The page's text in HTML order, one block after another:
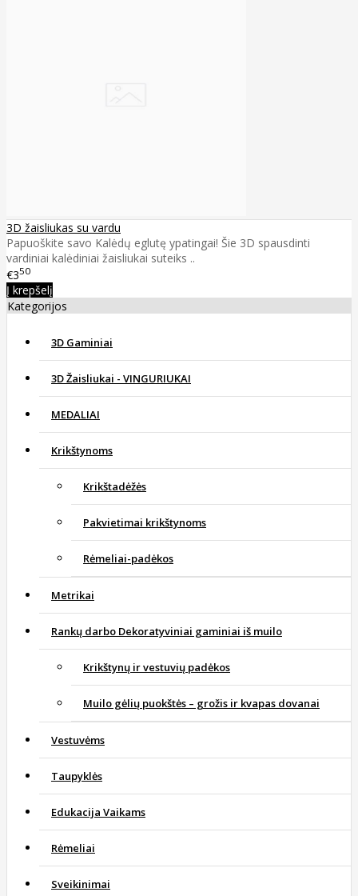
3D žaisliukas su vardu
Papuoškite savo Kalėdų eglutę ypatingai! Šie 3D spausdinti
vardiniai kalėdiniai žaisliukai suteiks ..
€350
Į krepšelį
Kategorijos
3D Gaminiai
3D Žaisliukai - VINGURIUKAI
MEDALIAI
Krikštynoms
Krikštadėžės
Pakvietimai krikštynoms
Rėmeliai-padėkos
Metrikai
Rankų darbo Dekoratyviniai gaminiai iš muilo
Krikštynų ir vestuvių padėkos
Muilo gėlių puokštės – grožis ir kvapas dovanai
Vestuvėms
Taupyklės
Edukacija Vaikams
Rėmeliai
Sveikinimai